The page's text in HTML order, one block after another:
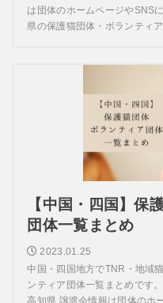
は団体のホームページやSNS
県の保護猫団体・ボランティア
【中国・四国】保
団体一覧まとめ
2023.01.25
中国・四国地方でTNR・地域
ンティア団体一覧まとめです
高知県 譲渡会情報は団体のホ